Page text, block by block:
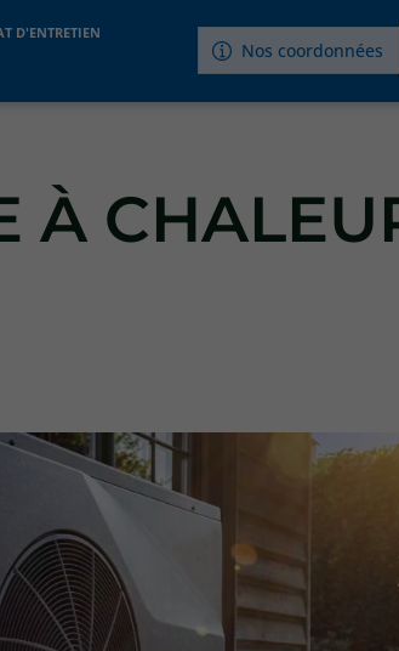
D'ENTRETIEN
Nos coordonnées
À